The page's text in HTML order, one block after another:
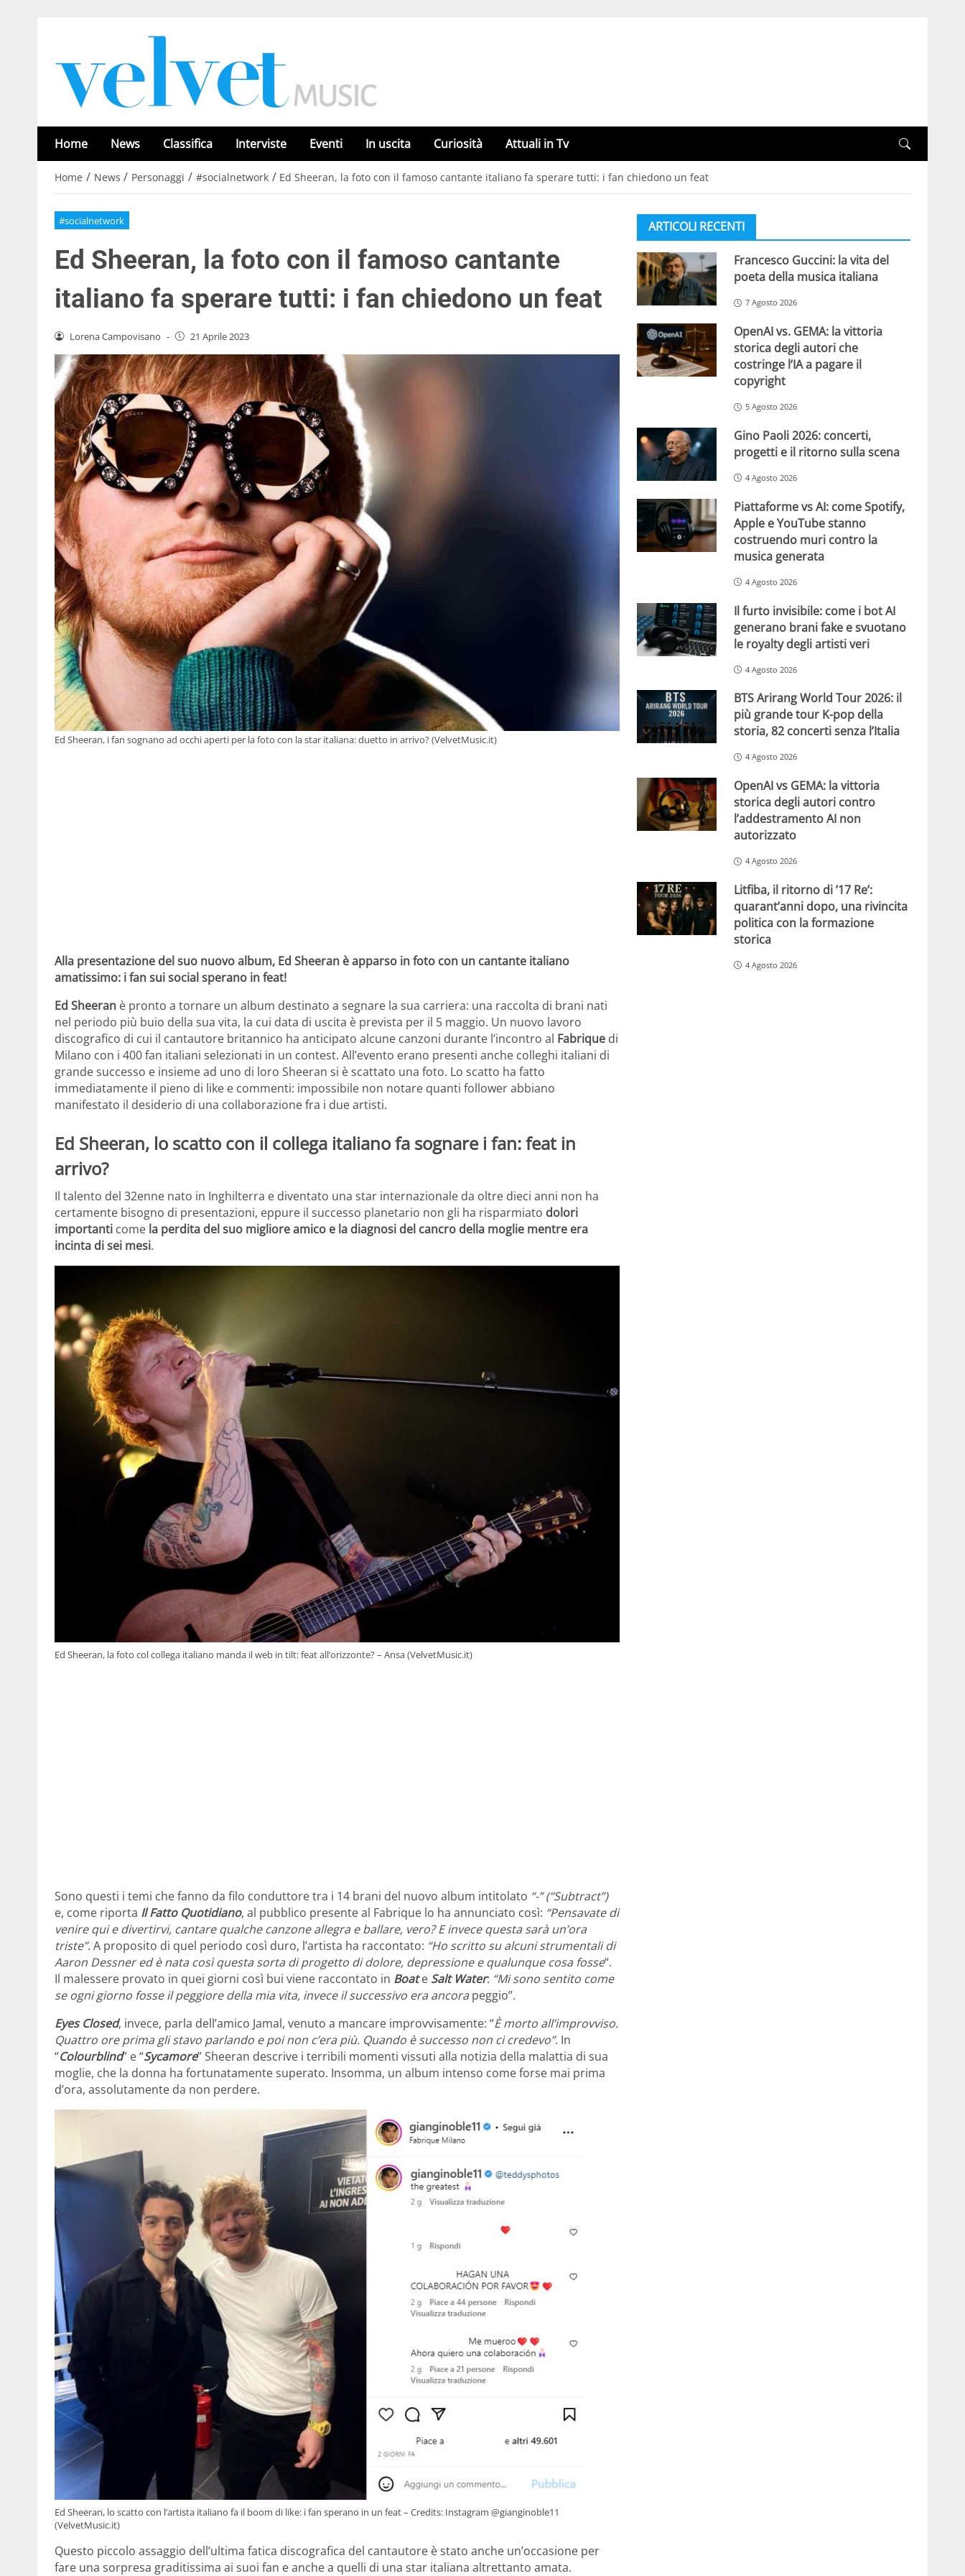
Home News Classifica Interviste Eventi In uscita Curiosità Attuali in Tv
Home / News / Personaggi / #socialnetwork / Ed Sheeran, la foto con il famoso cantante italiano fa sperare tutti: i fan chiedono un feat
#socialnetwork
Ed Sheeran, la foto con il famoso cantante
italiano fa sperare tutti: i fan chiedono un feat
Lorena Campovisano - 21 Aprile 2023
Ed Sheeran, i fan sognano ad occhi aperti per la foto con la star italiana: duetto in arrivo? (VelvetMusic.it)
Alla presentazione del suo nuovo album, Ed Sheeran è apparso in foto con un cantante italiano
amatissimo: i fan sui social sperano in feat!
Ed Sheeran è pronto a tornare un album destinato a segnare la sua carriera: una raccolta di brani nati
nel periodo più buio della sua vita, la cui data di uscita è prevista per il 5 maggio. Un nuovo lavoro
discografico di cui il cantautore britannico ha anticipato alcune canzoni durante l’incontro al Fabrique di
Milano con i 400 fan italiani selezionati in un contest. All’evento erano presenti anche colleghi italiani di
grande successo e insieme ad uno di loro Sheeran si è scattato una foto. Lo scatto ha fatto
immediatamente il pieno di like e commenti: impossibile non notare quanti follower abbiano
manifestato il desiderio di una collaborazione fra i due artisti.
Ed Sheeran, lo scatto con il collega italiano fa sognare i fan: feat in
arrivo?
Il talento del 32enne nato in Inghilterra e diventato una star internazionale da oltre dieci anni non ha
certamente bisogno di presentazioni, eppure il successo planetario non gli ha risparmiato dolori
importanti come la perdita del suo migliore amico e la diagnosi del cancro della moglie mentre era
incinta di sei mesi.
Ed Sheeran, la foto col collega italiano manda il web in tilt: feat all’orizzonte? – Ansa (VelvetMusic.it)
Sono questi i temi che fanno da filo conduttore tra i 14 brani del nuovo album intitolato “-” (“Subtract”)
e, come riporta Il Fatto Quotidiano, al pubblico presente al Fabrique lo ha annunciato così: “Pensavate di
venire qui e divertirvi, cantare qualche canzone allegra e ballare, vero? E invece questa sarà un’ora
triste”. A proposito di quel periodo così duro, l’artista ha raccontato: “Ho scritto su alcuni strumentali di
Aaron Dessner ed è nata così questa sorta di progetto di dolore, depressione e qualunque cosa fosse“.
Il malessere provato in quei giorni così bui viene raccontato in Boat e Salt Water: “Mi sono sentito come
se ogni giorno fosse il peggiore della mia vita, invece il successivo era ancora peggio”.
Eyes Closed, invece, parla dell’amico Jamal, venuto a mancare improvvisamente: “È morto all’improvviso.
Quattro ore prima gli stavo parlando e poi non c’era più. Quando è successo non ci credevo”. In
“Colourblind” e “Sycamore” Sheeran descrive i terribili momenti vissuti alla notizia della malattia di sua
moglie, che la donna ha fortunatamente superato. Insomma, un album intenso come forse mai prima
d’ora, assolutamente da non perdere.
Ed Sheeran, lo scatto con l’artista italiano fa il boom di like: i fan sperano in un feat – Credits: Instagram @gianginoble11
(VelvetMusic.it)
Questo piccolo assaggio dell’ultima fatica discografica del cantautore è stato anche un’occasione per
fare una sorpresa graditissima ai suoi fan e anche a quelli di una star italiana altrettanto amata.
ARTICOLI RECENTI
Francesco Guccini: la vita del
poeta della musica italiana
7 Agosto 2026
OpenAI vs. GEMA: la vittoria
storica degli autori che
costringe l’IA a pagare il
copyright
5 Agosto 2026
Gino Paoli 2026: concerti,
progetti e il ritorno sulla scena
4 Agosto 2026
Piattaforme vs AI: come Spotify,
Apple e YouTube stanno
costruendo muri contro la
musica generata
4 Agosto 2026
Il furto invisibile: come i bot AI
generano brani fake e svuotano
le royalty degli artisti veri
4 Agosto 2026
BTS Arirang World Tour 2026: il
più grande tour K-pop della
storia, 82 concerti senza l’Italia
4 Agosto 2026
OpenAI vs GEMA: la vittoria
storica degli autori contro
l’addestramento AI non
autorizzato
4 Agosto 2026
Litfiba, il ritorno di ’17 Re’:
quarant’anni dopo, una rivincita
politica con la formazione
storica
4 Agosto 2026